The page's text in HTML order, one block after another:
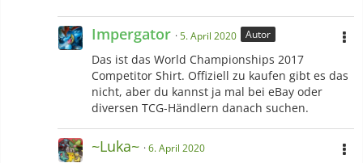
Impergator 5. April 2020 Autor
Das ist das World Championships 2017
Competitor Shirt. Offiziell zu kaufen gibt es das
nicht, aber du kannst ja mal bei eBay oder
diversen TCG-Händlern danach suchen.
~Luka~ 6. April 2020